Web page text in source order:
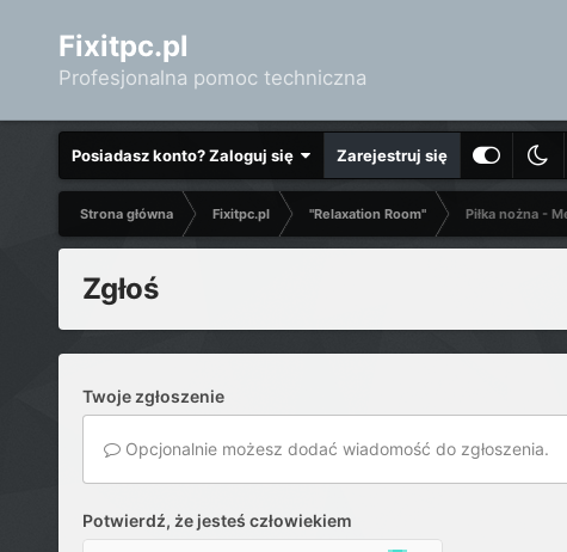
Fixitpc.pl
Profesjonalna pomoc techniczna
Posiadasz konto? Zaloguj się Zarejestruj się
Strona główna Fixitpc.pl "Relaxation Room" Piłka nożna -
Zgłoś
Twoje zgłoszenie
Opcjonalnie możesz dodać wiadomość do zgłoszenia.
Potwierdź, że jesteś człowiekiem